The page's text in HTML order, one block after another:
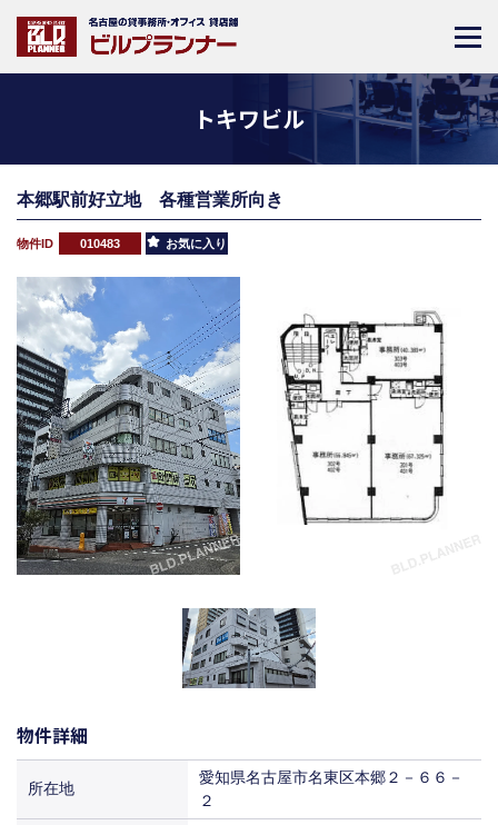
トキワビル
本郷駅前好立地 各種営業所向き
物件ID 010483 お気に入り
物件詳細
所在地
愛知県名古屋市名東区本郷２－６６－
２